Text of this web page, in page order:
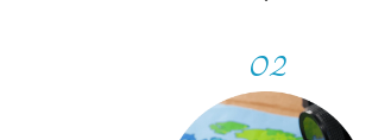
02